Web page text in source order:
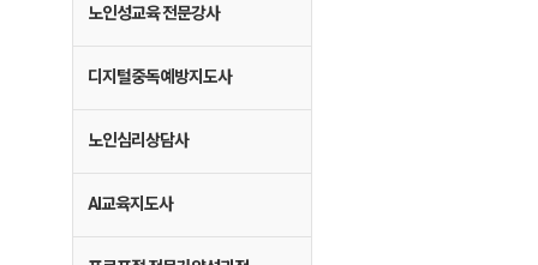
노인성교육 전문강사
디지털중독예방지도사
노인심리상담사
AI교육지도사